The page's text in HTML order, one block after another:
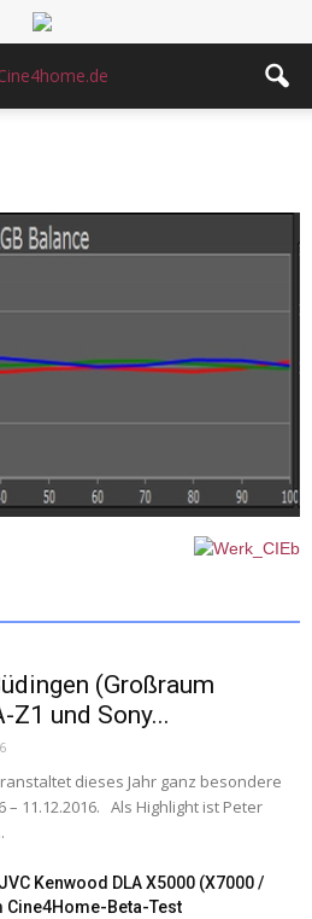
(Großraum
Z1 und Sony...
dieses Jahr ganz besondere
– 11.12.2016. Als Highlight ist Peter
Kenwood DLA X5000 (X7000 /
Cine4Home-Beta-Test